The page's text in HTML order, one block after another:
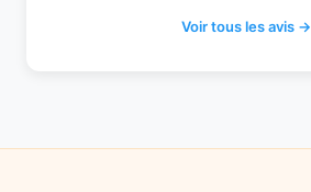
Voir tous les avis →